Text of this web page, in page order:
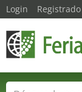
Login Registrado